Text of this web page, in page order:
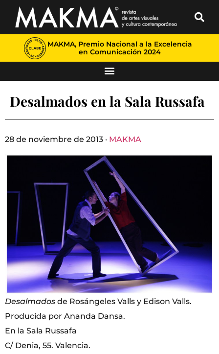
MAKMA, Premio Nacional a la Excelencia
en Comunicación 2024
Desalmados en la Sala Russafa
28 de noviembre de 2013 · MAKMA
Desalmados de Rosángeles Valls y Edison Valls.
Producida por Ananda Dansa.
En la Sala Russafa
C/ Denia, 55. Valencia.